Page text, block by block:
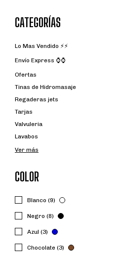
CATEGORÍAS
Lo Mas Vendido ⚡⚡
Envío Express ⌚⌚
Ofertas
Tinas de Hidromasaje
Regaderas jets
Tarjas
Valvuleria
Lavabos
Ver más
COLOR
Blanco (9)
Negro (8)
Azul (3)
Chocolate (3)